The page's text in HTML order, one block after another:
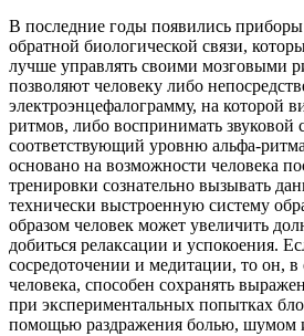
В последние годы появились
обратной биологической связи,
лучше управлять своими мозговыми
позволяют человеку либо
электроэнцефалограмму, на которой
ритмов, либо воспринимать звуковой
соответствующий уровню альфа-
основано на возможности человека
тренировки сознательно вызывать
технически выстроенную систему
образом человек может увеличить
добиться релаксации и успокоения.
сосредоточении и медитации, то он,
человека, способен сохранять
при экспериментальных попытках
помощью раздражения болью, шумом